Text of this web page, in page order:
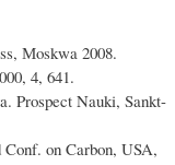
Мoskwa 2008.
4, 641.
Prospect Nauki, Sankt-
on Carbon, USA,